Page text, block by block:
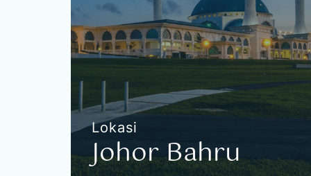
Lokasi
Johor Bahru